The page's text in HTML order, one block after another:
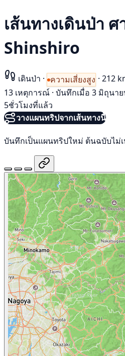
เส้นทางเดินป่า ศ
Shinshiro
เดินป่า · ความเสี่ยงสูง · 212
13 เหตุการณ์ · บันทึกเมื่อ 3 มิถุนา
5ชั่วโมงที่แล้ว
วางแผนทริปจากเส้นทางนี้
บันทึกเป็นแผนทริปใหม่ ต้นฉบับไม่